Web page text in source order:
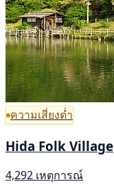
ความเสี่ยงต่ำ
Hida Folk Village
4,292 เหตุการณ์